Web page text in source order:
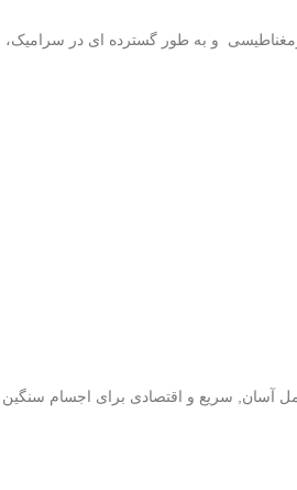
و به طور گسترده ای در سرامیک،
آسان, سریع و اقتصادی برای اجسام سنگین